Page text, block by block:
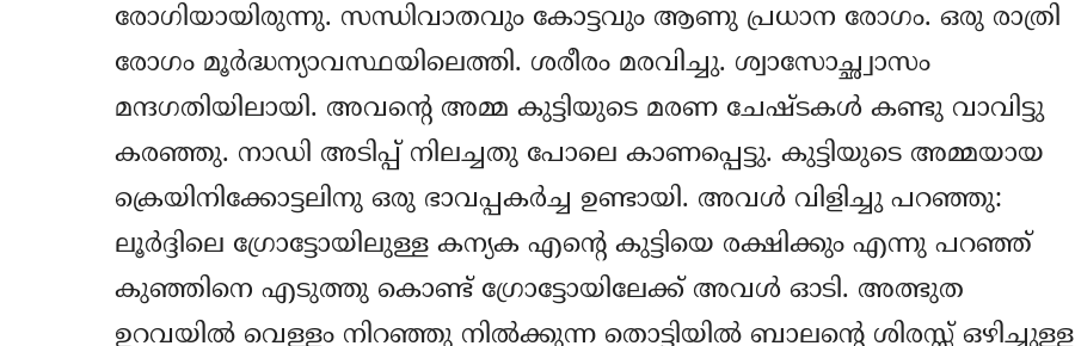
രോഗിയായിരുന്നു. സന്ധിവാതവും കോട്ടവും ആണു പ്രധാന രോഗം. ഒരു രാത്രി
രോഗം മൂര്‍ദ്ധന്യാവസ്ഥയിലെത്തി. ശരീരം മരവിച്ചു. ശ്വാസോച്ഛ്വാസം
മന്ദഗതിയിലായി. അവന്‍റെ അമ്മ കുട്ടിയുടെ മരണ ചേഷ്ടകള്‍ കണ്ടു വാവിട്ടു
കരഞ്ഞു. നാഡി അടിപ്പ് നിലച്ചതു പോലെ കാണപ്പെട്ടു. കുട്ടിയുടെ അമ്മയായ
ക്രെയിനിക്കോട്ടലിനു ഒരു ഭാവപ്പകര്‍ച്ച ഉണ്ടായി. അവള്‍ വിളിച്ചു പറഞ്ഞു:
ലൂര്‍ദ്ദിലെ ഗ്രോട്ടോയിലുള്ള കന്യക എന്‍റെ കുട്ടിയെ രക്ഷിക്കും എന്നു പറഞ്ഞ്
കുഞ്ഞിനെ എടുത്തു കൊണ്ട് ഗ്രോട്ടോയിലേക്ക് അവള്‍ ഓടി. അത്ഭുത
ഉറവയില്‍ വെള്ളം നിറഞ്ഞു നില്‍ക്കുന്ന തൊട്ടിയില്‍ ബാലന്‍റെ ശിരസ്സ് ഒഴിച്ചുള്ള